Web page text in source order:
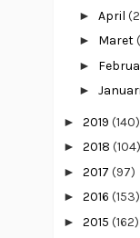
► April
► Maret
►
► Januari
► 2019 (140)
► 2018 (104)
► 2017 (97)
► 2016 (153)
► 2015 (162)